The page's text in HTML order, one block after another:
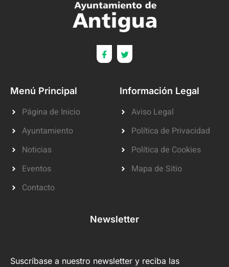
Menú Principal
Página de Inicio
Ayuntamiento
Noticias
Eventos
Contacto
Información Legal
Aviso Legal
Política de Privacidad
Política de Cookies
Mapa de Sitio
Newsletter
Suscríbase a nuestro newsletter y reciba las